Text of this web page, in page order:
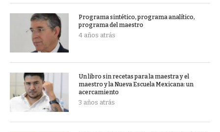
Programa sintético, programa analítico,
programa del maestro
4 años atrás
Un libro sin recetas para la maestra y el
maestro y la Nueva Escuela Mexicana: un
acercamiento
3 años atrás